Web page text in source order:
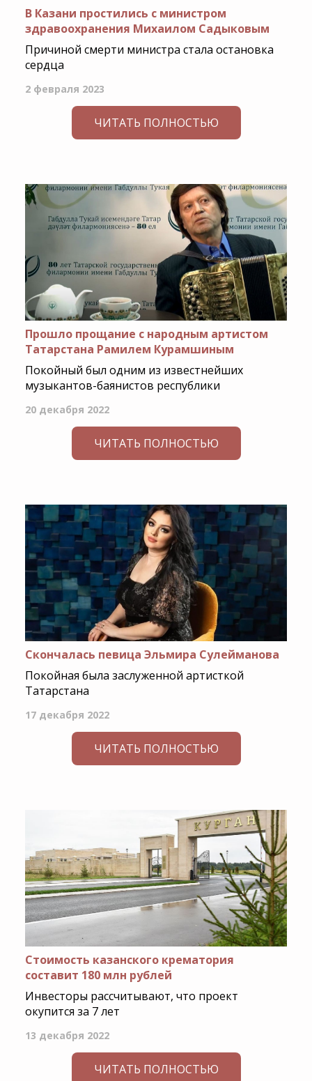
В Казани простились с министром
здравоохранения Михаилом Садыковым
Причиной смерти министра стала остановка
сердца
2 февраля 2023
ЧИТАТЬ ПОЛНОСТЬЮ
Прошло прощание с народным артистом
Татарстана Рамилем Курамшиным
Покойный был одним из известнейших
музыкантов-баянистов республики
20 декабря 2022
ЧИТАТЬ ПОЛНОСТЬЮ
Скончалась певица Эльмира Сулейманова
Покойная была заслуженной артисткой
Татарстана
17 декабря 2022
ЧИТАТЬ ПОЛНОСТЬЮ
Стоимость казанского крематория
составит 180 млн рублей
Инвесторы рассчитывают, что проект
окупится за 7 лет
13 декабря 2022
ЧИТАТЬ ПОЛНОСТЬЮ